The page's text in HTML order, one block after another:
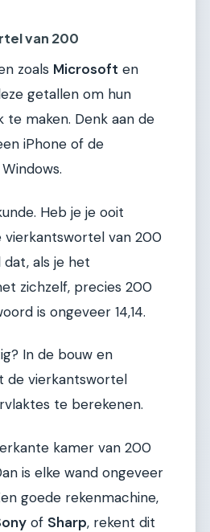
van 200
zoals Microsoft en
getallen om hun
te maken. Denk aan de
iPhone of de
Heb je je ooit
vierkantswortel van 200
als je het
zichzelf, precies 200
is ongeveer 14,14.
In de bouw en
de vierkantswortel
te berekenen.
kamer van 200
is elke wand ongeveer
goede rekenmachine,
of Sharp, rekent dit